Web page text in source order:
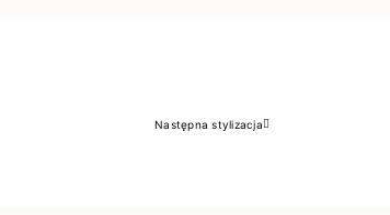
Następny
Następna stylizacja